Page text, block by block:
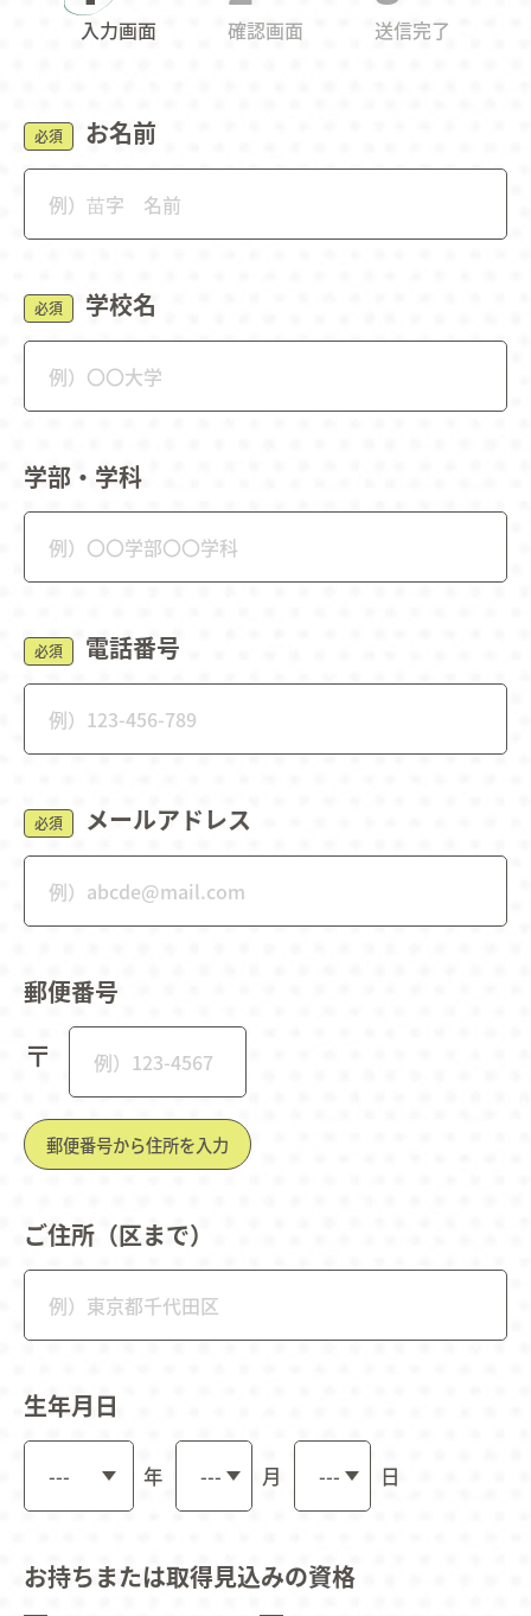
入力画面 確認画面 送信完了
必須 お名前
必須 学校名
学部・学科
必須 電話番号
必須 メールアドレス
郵便番号
〒
郵便番号から住所を入力
ご住所（区まで）
生年月日
年 月 日
お持ちまたは取得見込みの資格